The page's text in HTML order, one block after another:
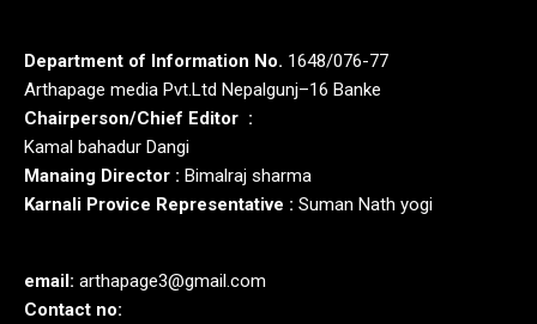
Department of Information No. 1648/076-77
Arthapage media Pvt.Ltd Nepalgunj–16 Banke
Chairperson/Chief Editor :
Kamal bahadur Dangi
Manaing Director : Bimalraj sharma
Karnali Provice Representative : Suman Nath yogi
email: arthapage3@gmail.com
Contact no: